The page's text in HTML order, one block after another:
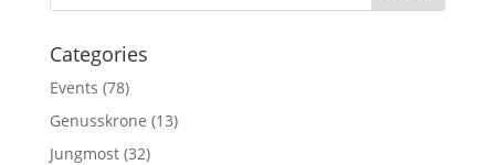
Categories
Events (78)
Genusskrone (13)
Jungmost(32)